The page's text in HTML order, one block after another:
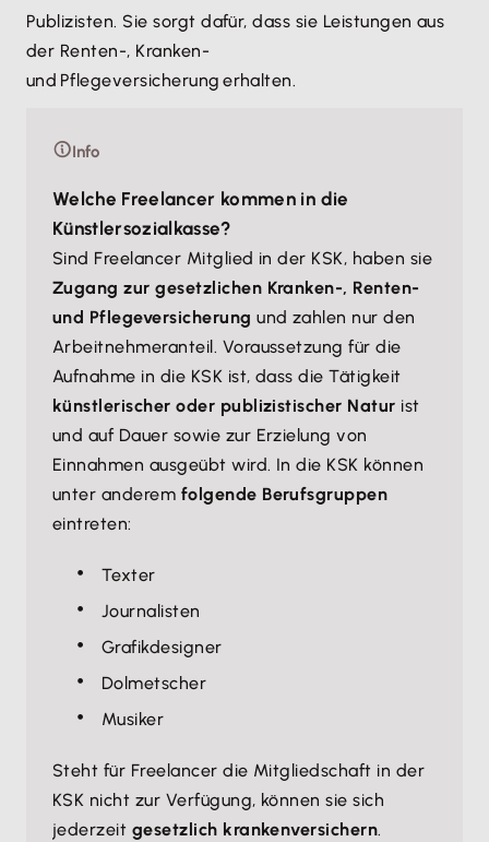
Publizisten. Sie sorgt dafür, dass sie Leistungen aus
der Renten-, Kranken-
und Pflegeversicherung erhalten.
Info
Welche Freelancer kommen in die
Künstlersozialkasse?
Sind Freelancer Mitglied in der KSK, haben sie
Zugang zur gesetzlichen Kranken-, Renten-
und Pflegeversicherung und zahlen nur den
Arbeitnehmeranteil. Voraussetzung für die
Aufnahme in die KSK ist, dass die Tätigkeit
künstlerischer oder publizistischer Natur ist
und auf Dauer sowie zur Erzielung von
Einnahmen ausgeübt wird. In die KSK können
unter anderem folgende Berufsgruppen
eintreten:
Texter
Journalisten
Grafikdesigner
Dolmetscher
Musiker
Steht für Freelancer die Mitgliedschaft in der
KSK nicht zur Verfügung, können sie sich
jederzeit gesetzlich krankenversichern.